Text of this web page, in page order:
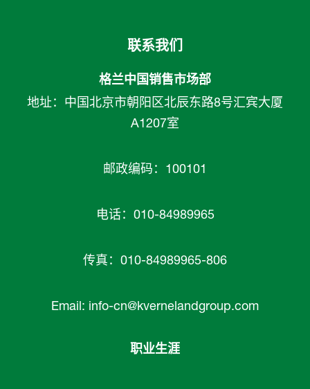
联系我们
格兰中国销售市场部
地址：中国北京市朝阳区北辰东路8号汇宾大厦
A1207室
邮政编码：100101
电话：010-84989965
传真：010-84989965-806
Email: info-cn@kvernelandgroup.com
职业生涯